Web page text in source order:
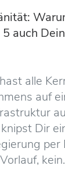
auch
alle
auf
Dir
per